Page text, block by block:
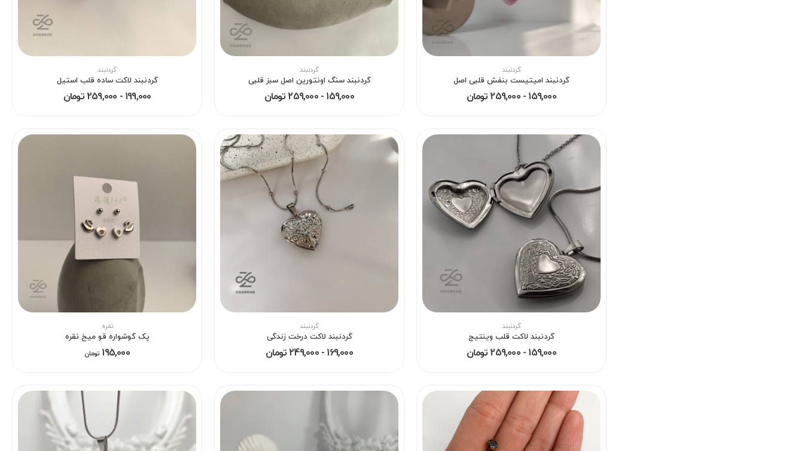
گردنبند
گردنبند امیتیست بنفش قلبی اصل
159,000 - 259,000 تومان
گردنبند
گردنبند سنگ اونتورین اصل سبز قلبی
159,000 - 259,000 تومان
گردنبند
گردنبند لاکت ساده قلب استیل
199,000 - 259,000 تومان
گردنبند
گردنبند لاکت قلب وینتیج
159,000 - 259,000 تومان
گردنبند
گردنبند لاکت درخت زندگی
169,000 - 249,000 تومان
نقره
پک گوشواره قو میخ نقره
195,000 تومان